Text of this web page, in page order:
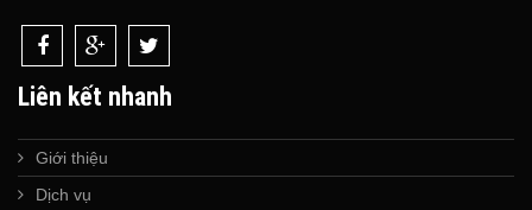
Liên kết nhanh
Giới thiệu
Dịch vụ